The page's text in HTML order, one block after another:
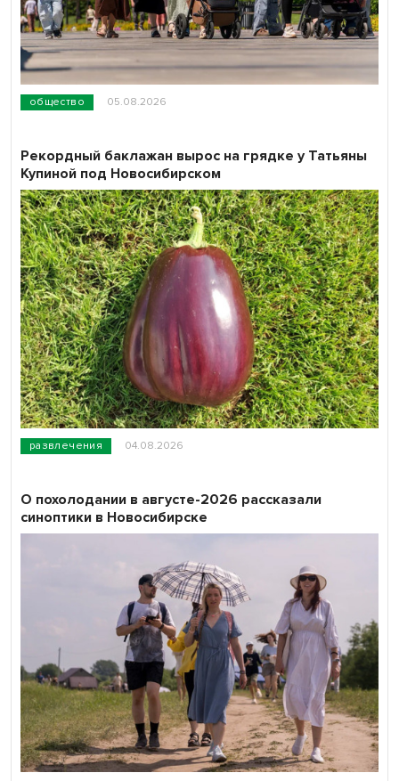
общество 05.08.2026
развлечения 04.08.2026
Рекордный баклажан вырос на грядке у Татьяны
Купиной под Новосибирском
О похолодании в августе-2026 рассказали
синоптики в Новосибирске